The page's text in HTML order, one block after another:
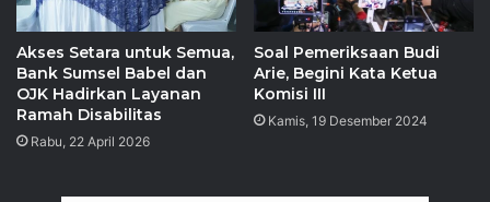
Akses Setara untuk Semua,
Bank Sumsel Babel dan
OJK Hadirkan Layanan
Ramah Disabilitas
Rabu, 22 April 2026
Soal Pemeriksaan Budi
Arie, Begini Kata Ketua
Komisi III
Kamis, 19 Desember 2024